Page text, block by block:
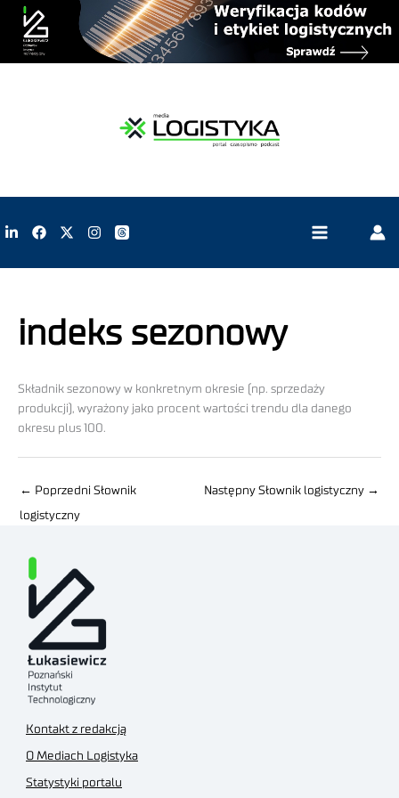
indeks sezonowy
Składnik sezonowy w konkretnym okresie (np. sprzedaży
produkcji), wyrażony jako procent wartości trendu dla danego
okresu plus 100.
← Poprzedni Słownik
logistyczny
Następny Słownik logistyczny →
Kontakt z redakcją
O Mediach Logistyka
Statystyki portalu